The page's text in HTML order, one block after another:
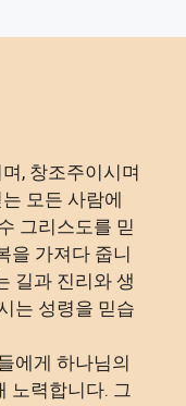
, 창조주이시며
모든 사람에
그리스도를 믿
을 가져다 줍니
길과 진리와 생
는 성령을 믿습
에게 하나님의
노력합니다. 그